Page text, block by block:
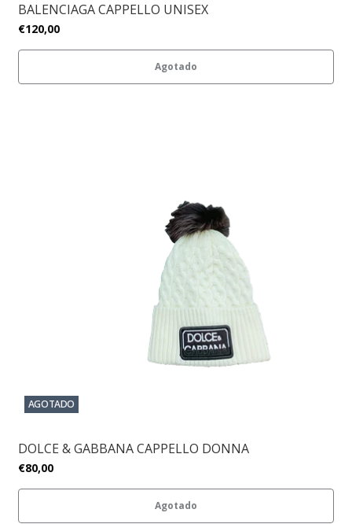
BALENCIAGA CAPPELLO UNISEX
€120,00
Agotado
AGOTADO
DOLCE & GABBANA CAPPELLO DONNA
€80,00
Agotado